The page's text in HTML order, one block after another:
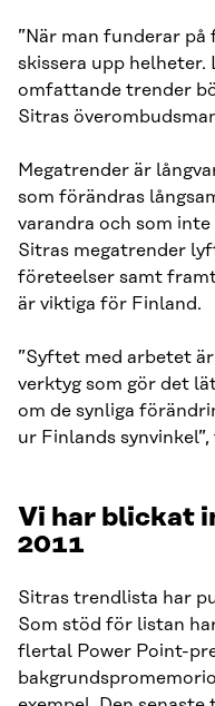
”När man funderar
skissera upp
omfattande trender
Sitras
Megatrender är
som förändras
varandra och som
Sitras megatrender
företeelser samt
är viktiga för Finland.
”Syftet med arbetet
verktyg som gör det
om de synliga
ur Finlands
Vi har blickat
2011
Sitras trendlista har
Som stöd för listan
flertal Power Point-